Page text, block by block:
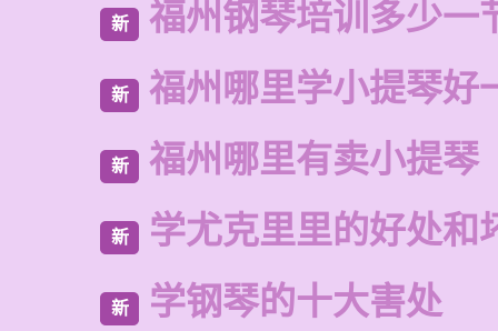
新 福州钢琴培训多少一
新 福州哪里学小提琴好
新 福州哪里有卖小提琴
新 学尤克里里的好处和
新 学钢琴的十大害处